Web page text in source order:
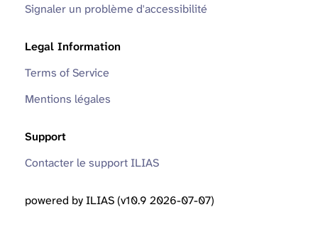
Signaler un problème d'accessibilité
Legal Information
Terms of Service
Mentions légales
Support
Contacter le support ILIAS
powered by ILIAS (v10.9 2026-07-07)